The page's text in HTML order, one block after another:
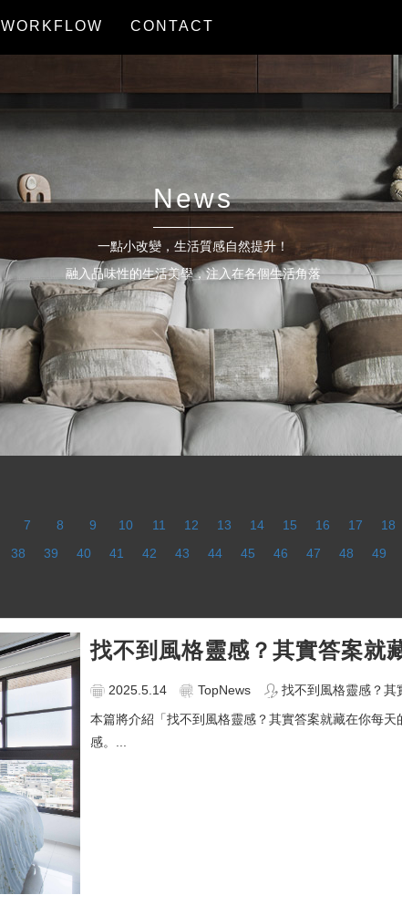
WORKFLOW CONTACT
News
一點小改變，生活質感自然提升！
融入品味性的生活美學，注入在各個生活角落
7 8 9 10 11 12 13 14 15 16 17 18
38 39 40 41 42 43 44 45 46 47 48 49
找不到風格靈感？其實答案就
2025.5.14 TopNews
找不到風格靈感？其
本篇將介紹「找不到風格靈感？其實答案就藏在你每
感。...